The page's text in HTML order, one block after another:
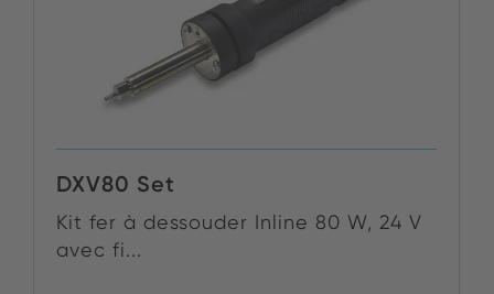
DXV80 Set
Kit fer à dessouder Inline 80 W, 24 V
avec fi...